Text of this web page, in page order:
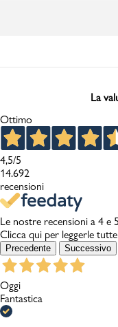
La
Ottimo
4,5/5
14.692
recensioni
Le nostre recensioni a 4 e
Clicca qui per leggerle
Precedente Successivo
Oggi
Fantastica